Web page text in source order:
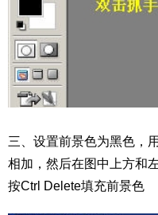
三、设置前景色为黑色，
相加，然后在图中上方和
按Ctrl Delete填充前景色